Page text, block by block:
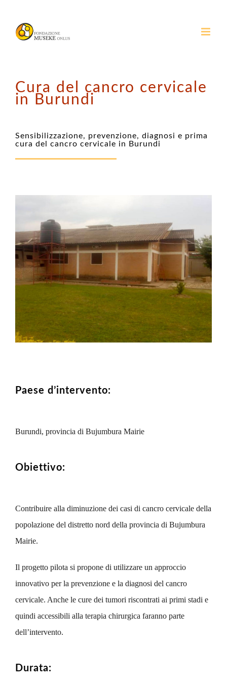
contenuto
Cura del cancro cervicale
in Burundi
Sensibilizzazione, prevenzione, diagnosi e prima
cura del cancro cervicale in Burundi
Paese d’intervento:
Burundi, provincia di Bujumbura Mairie
Obiettivo:
Contribuire alla diminuzione dei casi di cancro cervicale della
popolazione del distretto nord della provincia di Bujumbura
Mairie.
Il progetto pilota si propone di utilizzare un approccio
innovativo per la prevenzione e la diagnosi del cancro
cervicale. Anche le cure dei tumori riscontrati ai primi stadi e
quindi accessibili alla terapia chirurgica faranno parte
dell’intervento.
Durata: